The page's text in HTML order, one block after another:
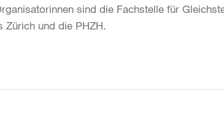
sind die Fachstelle für
und die PHZH.